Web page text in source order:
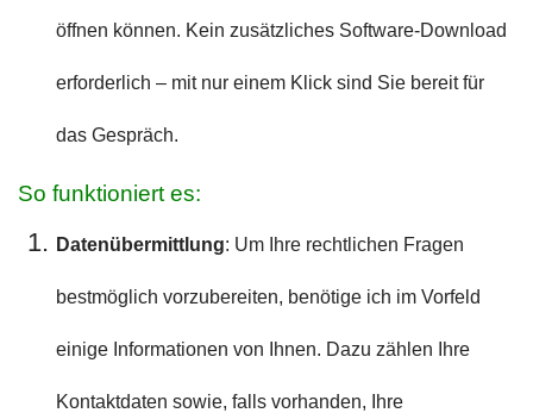
öffnen können. Kein zusätzliches Software-Download
erforderlich – mit nur einem Klick sind Sie bereit für
das Gespräch.
So funktioniert es:
Datenübermittlung: Um Ihre rechtlichen Fragen
bestmöglich vorzubereiten, benötige ich im Vorfeld
einige Informationen von Ihnen. Dazu zählen Ihre
Kontaktdaten sowie, falls vorhanden, Ihre